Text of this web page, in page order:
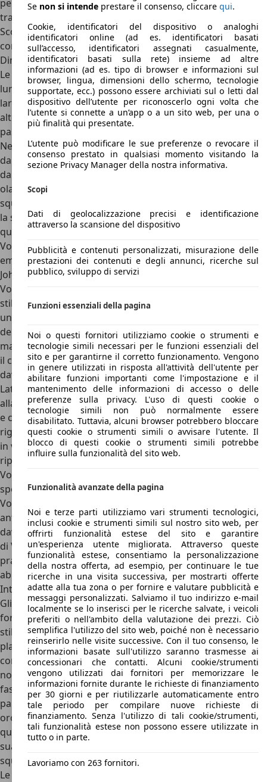
però, oggi la Volvo 480 è una compatta tra le più ricercate
tra quelle nate negli anni ’80.
Scopriamo allora dimensioni, interni, motori, prezzi e
concorrenti di Volvo 480.
Dimensioni Volvo 480
Le dimensioni della Volvo 480 sono:
lunghezza 4,26 metri
larghezza 1,71 metri
altezza 1,32 metri
passo 2,50 metri
Nel 1985, la gamma Volvo era formata dalla 240, dalla 740 e
dalla coupé sportiva 780 disegnata da Bertone, nonché
dalle Volvo 400 derivate dalla produzione DAF, Casa
olandese acquistata da Volvo negli anni ’70.. Tutte vetture
squadratissime, con linee quasi disegnate con il righello e
la squadra. Il mondo dell’auto, però, si stava spostando su
queste piccole vetture compatte sportive e dinamiche, e
Volvo decise di dimostrare di saper creare un’auto
emozionante ed emozionale: nacque così dalla matita di
John De Vries la Volvo 480. Realizzata sulla meccanica delle
Volvo 400, la 480 è una coupé a tre porte con dettagli di
stile davvero unici. Il frontale, ad esempio, è appuntito e
unico, con i fari a scomparsa in cima e un frontale privo
della classica calandra verticale Volvo. In realtà, però, la
mascherina c’è: è proprio in basso, sotto la targa, e sfoggia
il classico logo Volvo con la banda obliqua: un dettaglio
davvero unico.
Lateralmente, Volvo 480 è tipicamente anni ’80: passaruota
allargati, minigonne, linee squadrate e un lunotto inclinato
e che chiude un posteriore a dir poco squadrato e
rigoroso. In coda, poi, troviamo un portellone interamente
in vetro, come quello della shooting brake Volvo 1800ES e
ripreso poi negli anni ’00 dall’erede spirituale di 480, la
Volvo C30. I fari sono orizzontali e a L, mentre il paraurti
sporgente serve per garantire quella sicurezza per cui
Volvo è da sempre famosa. Unica, originale e
anticonvenzionale: dal punto di vista estetico, Volvo 480 è
davvero una vettura unica. Concludendo con le dimensioni
di Volvo 480, vediamo come le linee hanno inficiato sulla
praticità: il bagagliaio è da soli 160 litri, aumentabili a 660
abbattendo il divano.
Interni Volvo 480
Gli interni di Volvo 480 sono estremamente anni ’80, con
forme squadrate un po’ dappertutto e un volante dallo
stile decisamente particolare. La plancia, realizzata in
plastica, non manca di diverse bocchette per l’aria
condizionata, una rarità su un’auto di questo segmento, e
non manca di un dettaglio molto personale, ovvero una
fascia in tessuto che corre davanti al passeggero e sui
pannelli porta, davvero particolare. Non mancano poi un
orologio analogico, una radio con il mangiacassette e un
quadro strumenti incastonato in un cruscotto squadrato, a
sua volta inserito in un’enorme consolle centrale molto
squadrata.
Le versioni Turbo, poi, sfoggiavano tra radio e comandi del
Se non si intende prestare il consenso, cliccare qui.
Cookie, identificatori del dispositivo o analoghi
identificatori online (ad es. identificatori basati
sull’accesso, identificatori assegnati casualmente,
identificatori basati sulla rete) insieme ad altre
informazioni (ad es. tipo di browser e informazioni sul
browser, lingua, dimensioni dello schermo, tecnologie
supportate, ecc.) possono essere archiviati sul o letti dal
dispositivo dell’utente per riconoscerlo ogni volta che
l’utente si connette a un’app o a un sito web, per una o
più finalità qui presentate.
L’utente può modificare le sue preferenze o revocare il
consenso prestato in qualsiasi momento visitando la
sezione Privacy Manager della nostra informativa.
Scopi
Dati di geolocalizzazione precisi e identificazione
attraverso la scansione del dispositivo
Pubblicità e contenuti personalizzati, misurazione delle
prestazioni dei contenuti e degli annunci, ricerche sul
pubblico, sviluppo di servizi
Funzioni essenziali della pagina
Noi o questi fornitori utilizziamo cookie o strumenti e
tecnologie simili necessari per le funzioni essenziali del
sito e per garantirne il corretto funzionamento. Vengono
in genere utilizzati in risposta all'attività dell'utente per
abilitare funzioni importanti come l'impostazione e il
mantenimento delle informazioni di accesso o delle
preferenze sulla privacy. L'uso di questi cookie o
tecnologie simili non può normalmente essere
disabilitato. Tuttavia, alcuni browser potrebbero bloccare
questi cookie o strumenti simili o avvisare l'utente. Il
blocco di questi cookie o strumenti simili potrebbe
influire sulla funzionalità del sito web.
Funzionalità avanzate della pagina
Noi e terze parti utilizziamo vari strumenti tecnologici,
inclusi cookie e strumenti simili sul nostro sito web, per
offrirti funzionalità estese del sito e garantire
un'esperienza utente migliorata. Attraverso queste
funzionalità estese, consentiamo la personalizzazione
della nostra offerta, ad esempio, per continuare le tue
ricerche in una visita successiva, per mostrarti offerte
adatte alla tua zona o per fornire e valutare pubblicità e
messaggi personalizzati. Salviamo il tuo indirizzo e-mail
localmente se lo inserisci per le ricerche salvate, i veicoli
preferiti o nell'ambito della valutazione dei prezzi. Ciò
semplifica l'utilizzo del sito web, poiché non è necessario
reinserirlo nelle visite successive. Con il tuo consenso, le
informazioni basate sull'utilizzo saranno trasmesse ai
concessionari che contatti. Alcuni cookie/strumenti
vengono utilizzati dai fornitori per memorizzare le
informazioni fornite durante le richieste di finanziamento
per 30 giorni e per riutilizzarle automaticamente entro
tale periodo per compilare nuove richieste di
finanziamento. Senza l'utilizzo di tali cookie/strumenti,
tali funzionalità estese non possono essere utilizzate in
tutto o in parte.
Lavoriamo con 263 fornitori.